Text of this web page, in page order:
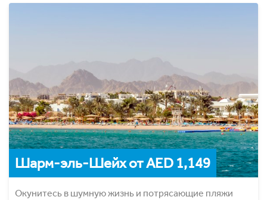
Шарм-эль-Шейх от AED 1,149
Окунитесь в шумную жизнь и потрясающие пляжи